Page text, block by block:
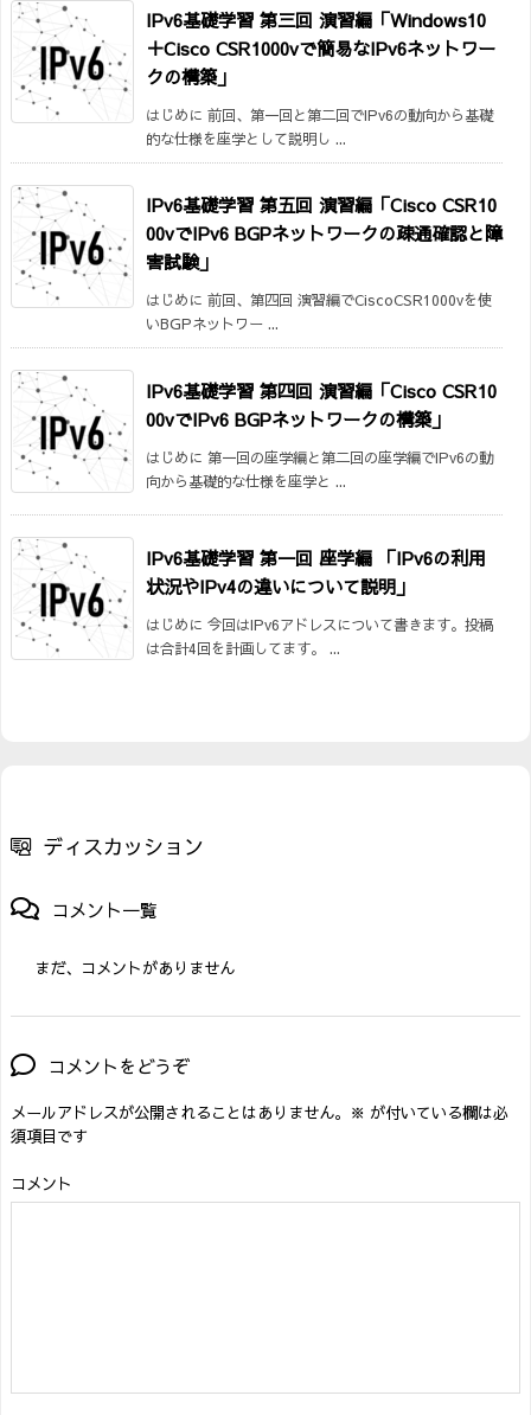
IPv6基礎学習 第三回 演習編「Windows10
＋Cisco CSR1000vで簡易なIPv6ネットワー
クの構築」
はじめに 前回、第一回と第二回でIPv6の動向から基礎
的な仕様を座学として説明し ...
IPv6基礎学習 第五回 演習編「Cisco CSR10
00vでIPv6 BGPネットワークの疎通確認と障
害試験」
はじめに 前回、第四回 演習編でCiscoCSR1000vを使
いBGPネットワー ...
IPv6基礎学習 第四回 演習編「Cisco CSR10
00vでIPv6 BGPネットワークの構築」
はじめに 第一回の座学編と第二回の座学編でIPv6の動
向から基礎的な仕様を座学と ...
IPv6基礎学習 第一回 座学編 「IPv6の利用
状況やIPv4の違いについて説明」
はじめに 今回はIPv6アドレスについて書きます。投稿
は合計4回を計画してます。 ...
ディスカッション
コメント一覧
まだ、コメントがありません
コメントをどうぞ
メールアドレスが公開されることはありません。 ※ が付いている欄は必
須項目です
コメント